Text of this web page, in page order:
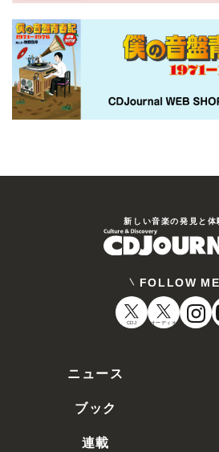
新しい⾳楽の発⾒と体
FOLLOW ME
CDJ オーディオ
ニュース
ブック
連載